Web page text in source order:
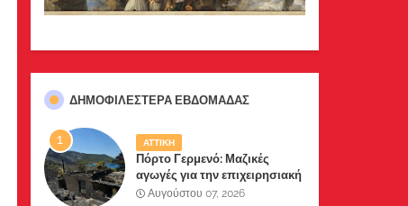
ΔΗΜΟΦΙΛΈΣΤΕΡΑ ΕΒΔΟΜΆΔΑΣ
ΑΤΤΙΚΗ
Πόρτο Γερμενό: Μαζικές
αγωγές για την επιχειρησιακή
διαχείριση της πυρκαγιάς
Αυγούστου 07, 2026